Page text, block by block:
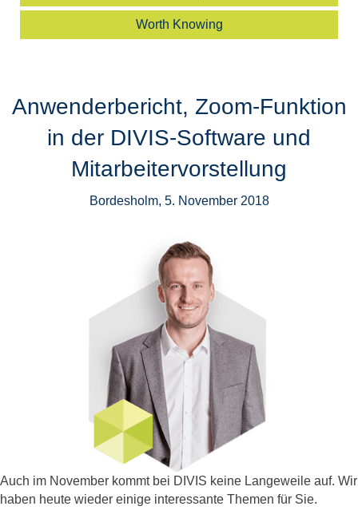
Worth Knowing
Anwenderbericht, Zoom-Funktion
in der DIVIS-Software und
Mitarbeitervorstellung
Bordesholm, 5. November 2018
Auch im November kommt bei DIVIS keine Langeweile auf. Wir
haben heute wieder einige interessante Themen für Sie.